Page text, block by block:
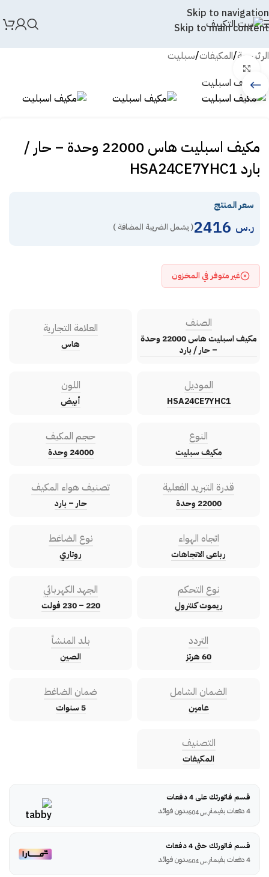
Skip to navigation
Skip to main content
الرئيسية/المكيفات/سبليت
مكيف اسبليت هاس 22000 وحدة – حار /
بارد HSA24CE7YHC1
سعر المنتج
ر.س ( يشمل الضريبة المضافة )
غير متوفر في المخزون
الصنف
مكيف اسبليت هاس 22000 وحدة
– حار / بارد
العلامة التجارية
هاس
الموديل
HSA24CE7YHC1
اللون
أبيض
النوع
مكيف سبليت
حجم المكيف
24000 وحدة
قدرة التبريد الفعلية
22000 وحدة
تصنيف هواء المكيف
حار – بارد
اتجاه الهواء
رباعى الاتجاهات
نوع الضاغط
روتاري
نوع التحكم
ريموت كنترول
الجهد الكهربائي
220 – 230 فولت
التردد
60 هرتز
بلد المنشأ
الصين
الضمان الشامل
عامين
ضمان الضاغط
5 سنوات
التصنيف
المكيفات
قسم فاتورتك على 4 دفعات
4 دفعات بقيمة
ر.س بدون فوائد
قسم فاتورتك حتى 4 دفعات
4 دفعات بقيمة
ر.س بدون فوائد